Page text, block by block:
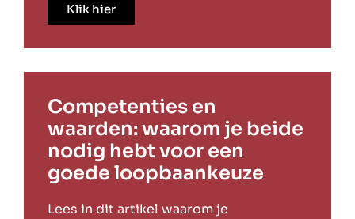
Klik hier
Competenties en
waarden: waarom je beide
nodig hebt voor een
goede loopbaankeuze
Lees in dit artikel waarom je